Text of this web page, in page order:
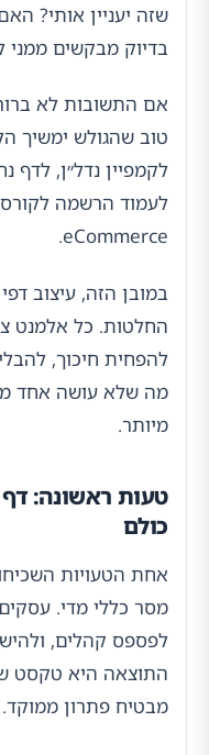
שזה יעניין אותי?
בדיוק מבקשים ממני
אם התשובות לא
טוב שהגולש ימשיך
לקמפיין נדל״ן, לדף
לעמוד הרשמה לקורס
eCommerce.
במובן הזה, עיצוב
החלטות. כל אלמנט
להפחית חיכוך,
מה שלא עושה אחד
מיותר.
טעות ראשונה:
כולם
אחת הטעויות
מסר כללי מדי.
לפספס קהלים,
התוצאה היא טקסט
מבטיח פתרון ממוקד.